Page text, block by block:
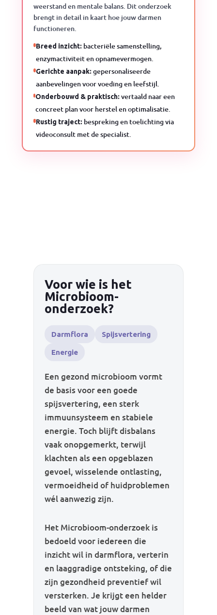
weerstand en mentale balans. Dit onderzoek
brengt in detail in kaart hoe jouw darmen
functioneren.
Breed inzicht: bacteriële samenstelling,
enzymactiviteit en opnamevermogen.
Gerichte aanpak: gepersonaliseerde
aanbevelingen voor voeding en leefstijl.
Onderbouwd & praktisch: vertaald naar een
concreet plan voor herstel en optimalisatie.
Rustig traject: bespreking en toelichting via
videoconsult met de specialist.
Voor wie is het
Microbioom-
onderzoek?
Darmflora Spijsvertering
Energie
Een gezond microbioom vormt
de basis voor een goede
spijsvertering, een sterk
immuunsysteem en stabiele
energie. Toch blijft disbalans
vaak onopgemerkt, terwijl
klachten als een opgeblazen
gevoel, wisselende ontlasting,
vermoeidheid of huidproblemen
wél aanwezig zijn.
Het Microbioom-onderzoek is
bedoeld voor iedereen die
inzicht wil in darmflora, verterin
en laaggradige ontsteking, of die
zijn gezondheid preventief wil
versterken. Je krijgt een helder
beeld van wat jouw darmen